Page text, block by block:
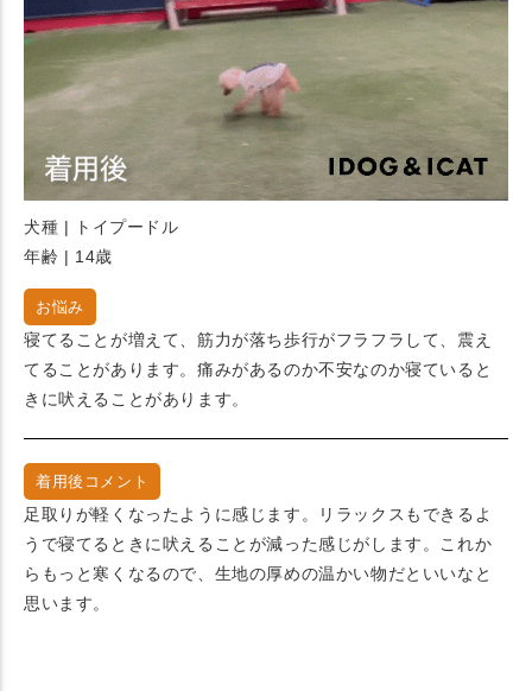
犬種 | トイプードル
年齢 | 14歳
お悩み
寝てることが増えて、筋力が落ち歩行がフラフラして、震え
てることがあります。痛みがあるのか不安なのか寝ていると
きに吠えることがあります。
着用後コメント
足取りが軽くなったように感じます。リラックスもできるよ
うで寝てるときに吠えることが減った感じがします。これか
らもっと寒くなるので、生地の厚めの温かい物だといいなと
思います。